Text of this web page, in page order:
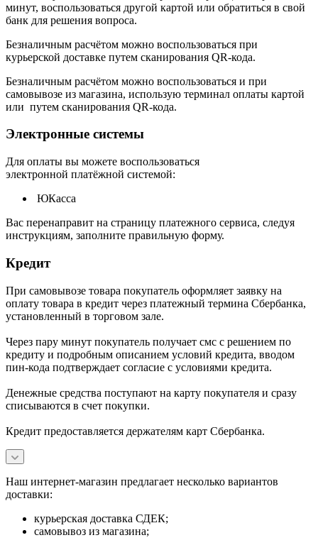
минут, воспользоваться другой картой или обратиться в свой
банк для решения вопроса.
Безналичным расчётом можно воспользоваться при
курьерской доставке путем сканирования QR-кода.
Безналичным расчётом можно воспользоваться и при
самовывозе из магазина, использую терминал оплаты картой
или путем сканирования QR-кода.
Электронные системы
Для оплаты вы можете воспользоваться
электронной платёжной системой:
ЮКасса
Вас перенаправит на страницу платежного сервиса, следуя
инструкциям, заполните правильную форму.
Кредит
При самовывозе товара покупатель оформляет заявку на
оплату товара в кредит через платежный термина Сбербанка,
установленный в торговом зале.
Через пару минут покупатель получает смс с решением по
кредиту и подробным описанием условий кредита, вводом
пин-кода подтверждает согласие с условиями кредита.
Денежные средства поступают на карту покупателя и сразу
списываются в счет покупки.
Кредит предоставляется держателям карт Сбербанка.
Наш интернет-магазин предлагает несколько вариантов
доставки:
курьерская доставка СДЕК;
самовывоз из магазина;